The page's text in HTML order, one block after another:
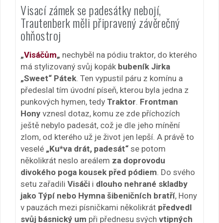
Visací zámek se padesátky nebojí,
Trautenberk měli připravený závěrečný
ohňostroj
„Visáčům„ nechyběl na pódiu traktor, do kterého
má stylizovaný svůj kopák bubeník Jirka
„Sweet“ Pátek . Ten vypustil páru z komínu a
předeslal tím úvodní píseň, kterou byla jedna z
punkových hymen, tedy Traktor Frontman
Hony vznesl dotaz, komu ze zde příchozích
ještě nebylo padesát, což je dle jeho mínění
zlom, od kterého už je život jen lepší. A právě to
veselé „Ku*va drát, padesát“ se potom
několikrát neslo areálem za doprovodu
divokého poga kousek před pódiem . Do svého
setu zařadili Visáči i dlouho nehrané skladby
jako Týpí nebo Hymna šibeničních bratří, Hony
v pauzách mezi písničkami několikrát předvedl
svůj básnický um při přednesu svých vtipných